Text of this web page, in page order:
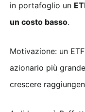
in portafoglio un
un costo basso.
Motivazione: un
azionario più
crescere